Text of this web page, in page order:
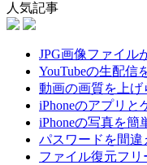
人気記事
JPG画像ファイル
YouTubeの生配信
動画の画質を上げ
iPhoneのアプリと
iPhoneの写真を簡
パスワードを間
ファイル復元フ